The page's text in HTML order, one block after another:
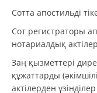
Сотта апостильді
Сот регистраторы
нотариалдық
Заң қызметтері
құжаттарды
актілерден